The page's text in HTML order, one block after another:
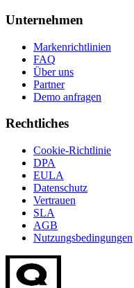
Unternehmen
Markenrichtlinien
FAQ
Über uns
Partner
Demo anfragen
Rechtliches
Cookie-Richtlinie
DPA
EULA
Datenschutz
Vertrauen
SLA
AGB
Nutzungsbedingungen